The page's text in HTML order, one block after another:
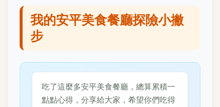
我的安平美食餐廳探險小撇
步
吃了這麼多安平美食餐廳，總算累積一
點點心得，分享給大家，希望你們吃得